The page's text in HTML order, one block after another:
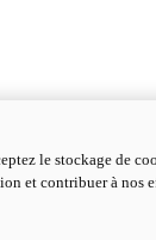
le stockage de
et contribuer à nos